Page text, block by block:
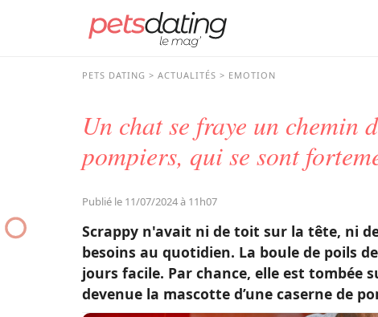
PETS DATING ACTUALITÉS EMOTION
Un chat se fraye un chemin
pompiers, qui se sont
Publié le 11/07/2024 à 11h07
Scrappy n'avait ni de toit sur la tête, ni
besoins au quotidien. La boule de poils
jours facile. Par chance, elle est tombée
devenue la mascotte d’une caserne de